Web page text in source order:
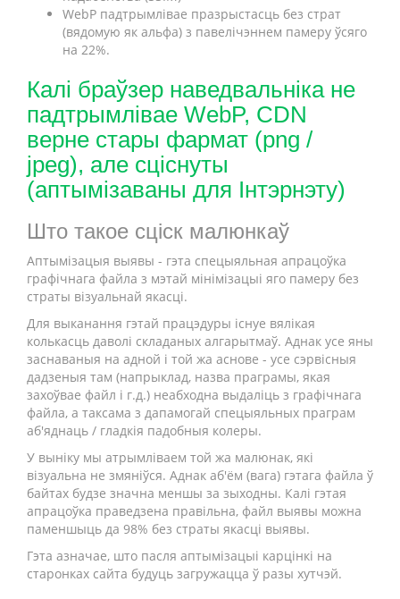
WebP падтрымлівае празрыстасць без страт
(вядомую як альфа) з павелічэннем памеру ўсяго
на 22%.
Калі браўзер наведвальніка не
падтрымлівае WebP, CDN
верне стары фармат (png /
jpeg), але сціснуты
(аптымізаваны для Інтэрнэту)
Што такое сціск малюнкаў
Аптымізацыя выявы - гэта спецыяльная апрацоўка
графічнага файла з мэтай мінімізацыі яго памеру без
страты візуальнай якасці.
Для выканання гэтай працэдуры існуе вялікая
колькасць даволі складаных алгарытмаў. Аднак усе яны
заснаваныя на адной і той жа аснове - усе сэрвісныя
дадзеныя там (напрыклад, назва праграмы, якая
захоўвае файл і г.д.) неабходна выдаліць з графічнага
файла, а таксама з дапамогай спецыяльных праграм
аб'яднаць / гладкія падобныя колеры.
У выніку мы атрымліваем той жа малюнак, які
візуальна не змяніўся. Аднак аб'ём (вага) гэтага файла ў
байтах будзе значна меншы за зыходны. Калі гэтая
апрацоўка праведзена правільна, файл выявы можна
паменшыць да 98% без страты якасці выявы.
Гэта азначае, што пасля аптымізацыі карцінкі на
старонках сайта будуць загружацца ў разы хутчэй.